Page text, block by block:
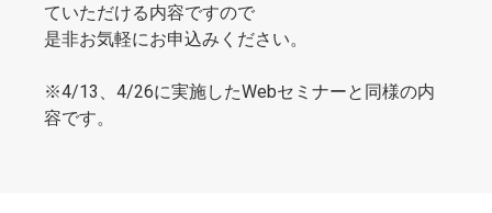
ていただける内容ですので
是非お気軽にお申込みください。
※4/13、4/26に実施したWebセミナーと同様の内
容です。